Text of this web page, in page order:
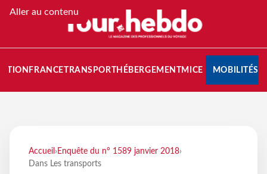
Aller au contenu
FRANCETRANSPORT HÉBERGEMENTMICE MOBILITÉS
Accueil › Enquête du n° 1589 janvier 2018›
Dans Les transports